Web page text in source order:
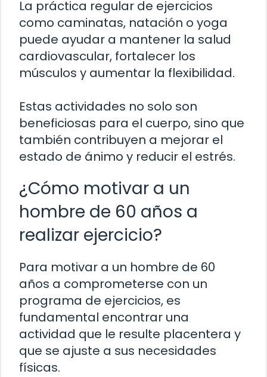
La práctica regular de ejercicios
como caminatas, natación o yoga
puede ayudar a mantener la salud
cardiovascular, fortalecer los
músculos y aumentar la flexibilidad.
Estas actividades no solo son
beneficiosas para el cuerpo, sino que
también contribuyen a mejorar el
estado de ánimo y reducir el estrés.
¿Cómo motivar a un
hombre de 60 años a
realizar ejercicio?
Para motivar a un hombre de 60
años a comprometerse con un
programa de ejercicios, es
fundamental encontrar una
actividad que le resulte placentera y
que se ajuste a sus necesidades
físicas.